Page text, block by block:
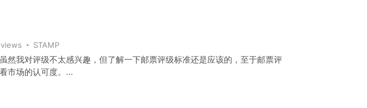
STAMP
然我对评级不太感兴趣，但了解一下邮票评级标准还是应该的，至于邮票评
市场的认可度。...